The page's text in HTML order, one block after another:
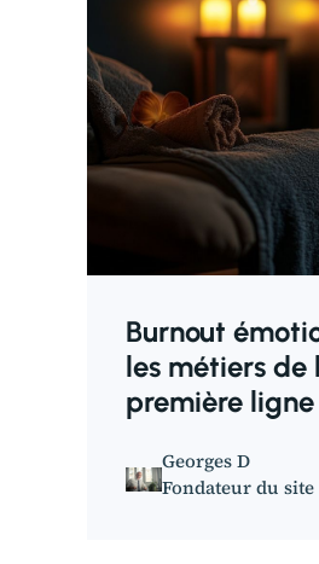
Burnout
les métiers de
première ligne
Georges D
Fondateur du site